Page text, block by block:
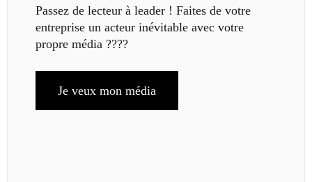
Passez de lecteur à leader ! Faites de votre
entreprise un acteur inévitable avec votre
propre média ????
Je veux mon média